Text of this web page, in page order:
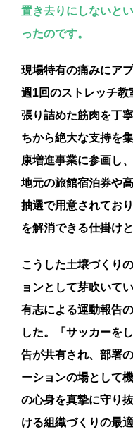
置き去りにしないと
ったのです。
現場特有の痛みにア
週1回のストレッチ
張り詰めた筋肉を丁
ちから絶大な支持を
康増進事業に参画し
地元の旅館宿泊券や
抽選で用意されてお
を解消できる仕掛け
こうした土壌づくり
ョンとして芽吹いて
有志による運動報告
した。「サッカーを
告が共有され、部署
ーションの場として
の心身を真摯に守り
ける組織づくりの最